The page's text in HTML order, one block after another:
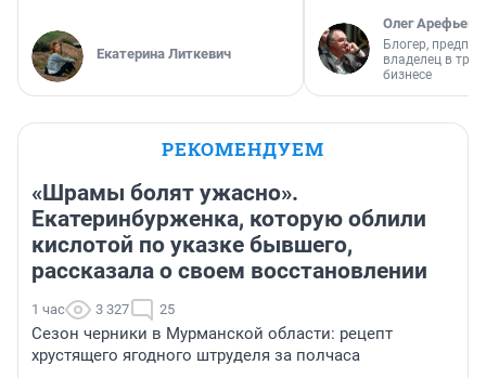
Екатерина Литкевич
Олег Арефьев
Блогер,
владелец в
бизнесе
РЕКОМЕНДУЕМ
«Шрамы болят ужасно».
Екатеринбурженка, которую облили
кислотой по указке бывшего,
рассказала о своем восстановлении
1 час 3 327 25
Сезон черники в Мурманской области: рецепт
хрустящего ягодного штруделя за полчаса